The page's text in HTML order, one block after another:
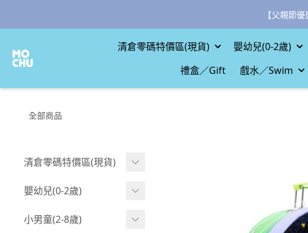
【父親節
清倉零碼特價區(現貨) 嬰幼兒(0-2歲)
禮盒／Gift
戲水／Swim
全部商品
清倉零碼特價區(現貨)
現貨.寶寶
現貨.男童
嬰幼兒(0-2歲)
BABY 包屁衣(短袖)
小男童(2-8歲)